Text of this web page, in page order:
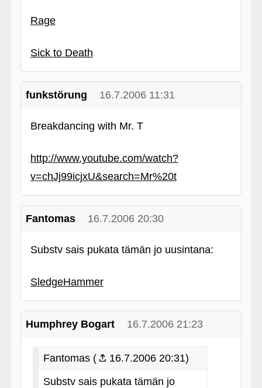
Rage
Sick to Death
funkstörung 16.7.2006 11:31
Breakdancing with Mr. T
http://www.youtube.com/watch?
v=chJj99icjxU&search=Mr%20t
Fantomas 16.7.2006 20:30
Substv sais pukata tämän jo uusintana:
SledgeHammer
Humphrey Bogart 16.7.2006 21:23
Fantomas (
16.7.2006 20:31)
Substv sais pukata tämän jo